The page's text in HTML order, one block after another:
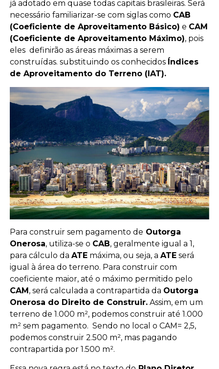
já adotado em quase todas capitais brasileiras. Será
necessário familiarizar-se com siglas como CAB
(Coeficiente de Aproveitamento Básico) e CAM
(Coeficiente de Aproveitamento Máximo), pois
eles definirão as áreas máximas a serem
construídas. substituindo os conhecidos Índices
de Aproveitamento do Terreno (IAT).
Para construir sem pagamento de Outorga
Onerosa, utiliza-se o CAB, geralmente igual a 1,
para cálculo da ATE máxima, ou seja, a ATE será
igual à área do terreno. Para construir com
coeficiente maior, até o máximo permitido pelo
CAM , será calculada a contrapartida da Outorga
Onerosa do Direito de Construir. Assim, em um
terreno de 1.000 m², podemos construir até 1.000
m² sem pagamento. Sendo no local o CAM= 2,5,
podemos construir 2.500 m², mas pagando
contrapartida por 1.500 m².